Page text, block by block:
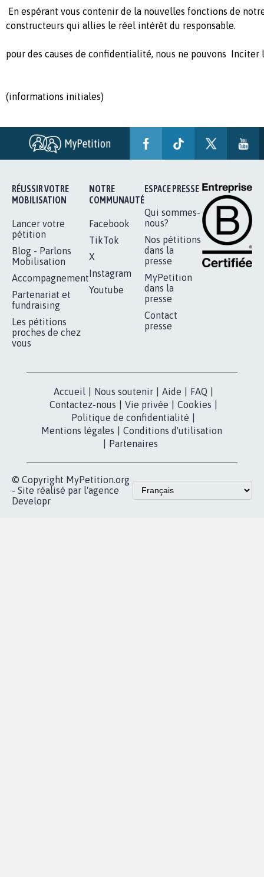
En espérant vous contenir de la nouvelles fonctions de
constructeurs qui allies le réel intérêt du responsable.
pour des causes de confidentialité, nous ne pouvons Inciter
(informations initiales)
RÉUSSIR VOTRE
MOBILISATION
Lancer votre
pétition
Blog - Parlons
Mobilisation
Accompagnement
Partenariat et
fundraising
Les pétitions
proches de chez
vous
NOTRE
COMMUNAUTÉ
Facebook
TikTok
X
Instagram
Youtube
ESPACE PRESSE
Qui sommes-
nous?
Nos pétitions
dans la
presse
MyPetition
dans la
presse
Contact
presse
Accueil Nous soutenir Aide FAQ
Contactez-nous
Vie privée Cookies
Politique de confidentialité
Mentions légales
Conditions d'utilisation
Partenaires
© Copyright MyPetition.org
- Site réalisé par l'agence
Developr